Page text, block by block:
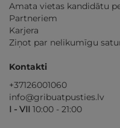
Amata vietas kandidātu
Partneriem
Karjera
Ziņot par nelikumīgu
Kontakti
+37126001060
info@gribuatpusties.lv
I - VII 10:00 - 21:00